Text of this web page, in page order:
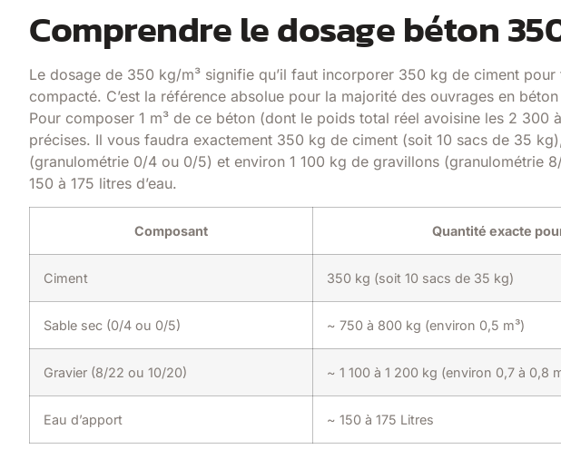
Comprendre le dosage béton
Le dosage de 350 kg/m³ signifie qu’il faut incorporer 350 kg de ciment
compacté. C’est la référence absolue pour la majorité des ouvrages en
Pour composer 1 m³ de ce béton (dont le poids total réel avoisine les 2
précises. Il vous faudra exactement 350 kg de ciment (soit 10 sacs de 35
(granulométrie 0/4 ou 0/5) et environ 1 100 kg de gravillons (granulométrie
150 à 175 litres d’eau.
Composant Quantité exacte
Ciment 350 kg (soit 10 sacs de 35 kg)
Sable sec (0/4 ou 0/5) ~ 750 à 800 kg (environ 0,5 m³)
Gravier (8/22 ou 10/20) ~ 1 100 à 1 200 kg (environ 0,7 à 0,8
Eau d’apport ~ 150 à 175 Litres